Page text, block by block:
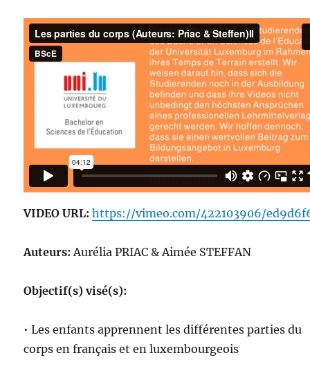
VIDEO URL:https://vimeo.com/422103906/
Auteurs: Aurélia PRIAC & Aimée STEFFAN
Objectif(s) visé(s):
• Les enfants apprennent les différentes parties du
corps en français et en luxembourgeois